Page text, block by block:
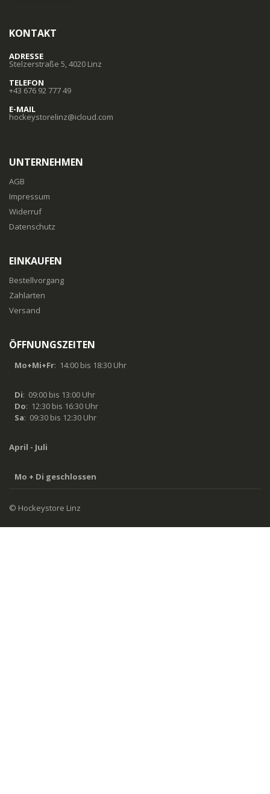
KONTAKT
ADRESSE
Stelzerstraße 5, 4020 Linz
TELEFON
+43 676 92 777 49
E-MAIL
hockeystorelinz@icloud.com
UNTERNEHMEN
AGB
Impressum
Widerruf
Datenschutz
EINKAUFEN
Bestellvorgang
Zahlarten
Versand
ÖFFNUNGSZEITEN
Mo+Mi+Fr: 14:00 bis 18:30 Uhr
Di: 09:00 bis 13:00 Uhr
Do: 12:30 bis 16:30 Uhr
Sa: 09:30 bis 12:30 Uhr
April - Juli
Mo + Di geschlossen
© Hockeystore Linz